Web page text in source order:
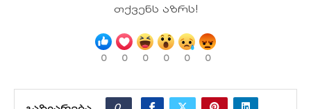
თქვენს აზრს!
0 0 0 0 0 0